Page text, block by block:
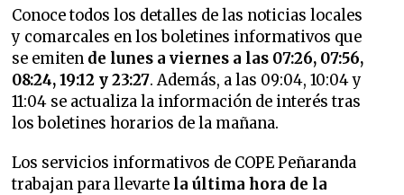
Conoce todos los detalles de las noticias locales
y comarcales en los boletines informativos que
se emiten de lunes a viernes a las 07:26, 07:56,
08:24, 19:12 y 23:27. Además, a las 09:04, 10:04 y
11:04 se actualiza la información de interés tras
los boletines horarios de la mañana.
Los servicios informativos de COPE Peñaranda
trabajan para llevarte la última hora de la